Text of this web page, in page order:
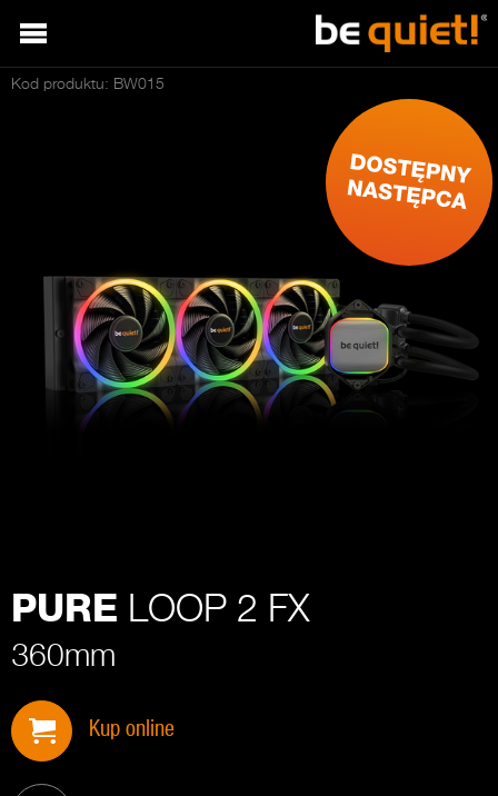
Kod produktu: BW015
PURE LOOP 2 FX
360mm
Kup online